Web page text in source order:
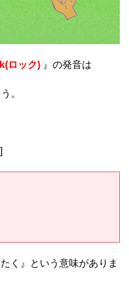
ロック) 』の発音は
。
く』という意味がありま